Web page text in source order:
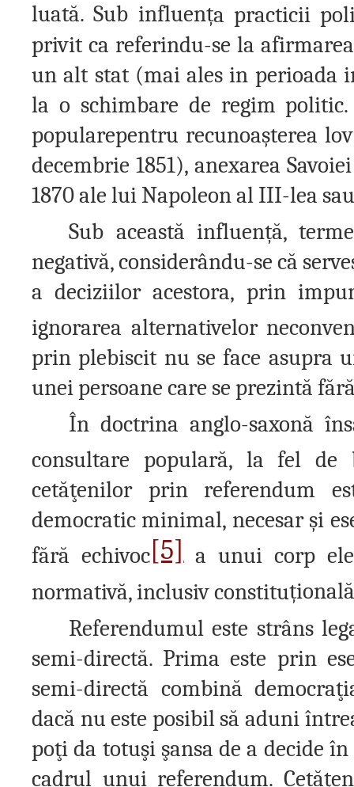
luată. Sub influența practicii
privit ca referindu-se la
un alt stat (mai ales in perioada
la o schimbare de regim politic.
popularepentru recunoașterea
decembrie 1851), anexarea
1870 ale lui Napoleon al III-lea
Sub această influență,
negativă, considerându-se că serve
a deciziilor acestora, prin
ignorarea alternativelor
prin plebiscit nu se face asupra
unei persoane care se prezintă
În doctrina anglo-saxonă
consultare populară, la fel de
cetăţenilor prin referendum
democratic minimal, necesar și
fără echivoc[5]a unui corp
normativă, inclusiv constituț
Referendumul este strâns
semi-directă. Prima este prin
semi-directă combină
dacă nu este posibil să aduni
poţi da totuşi şansa de a decide
cadrul unui referendum.